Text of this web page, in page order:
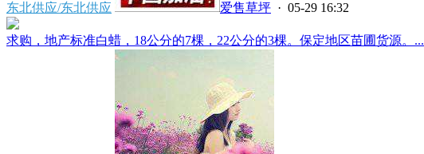
东北供应/东北供应 爱售草坪 · 05-29 16:32
求购，地产标准白蜡，18公分的7棵，22公分的3棵。保定地区苗圃货源。...